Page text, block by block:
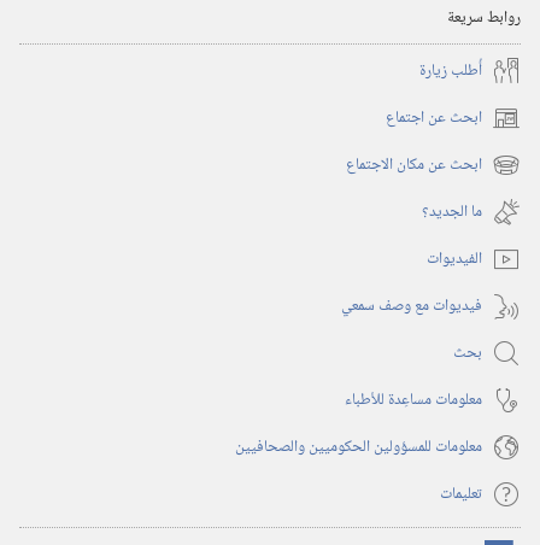
روابط سريعة
أُطلب زيارة
ابحث عن اجتماع (يفتح
نافذة ابحث عن مكان الاجتماع (يفتح
نافذة
جديدة)
ما الجديد؟‏
الفيديوات
فيديوات مع وصف سمعي
بحث
معلومات مساعِدة للأطباء
معلومات للمسؤولين الحكوميين والصحافيين
تعليمات